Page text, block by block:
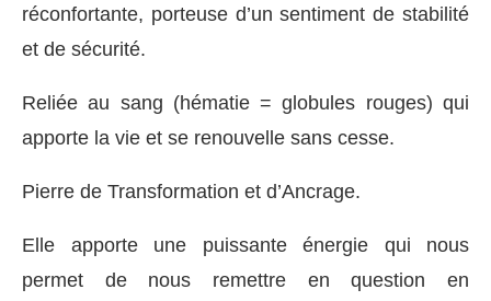
réconfortante, porteuse d’un sentiment de stabilité
et de sécurité.
Reliée au sang (hématie = globules rouges) qui
apporte la vie et se renouvelle sans cesse.
Pierre de Transformation et d’Ancrage.
Elle apporte une puissante énergie qui nous
permet de nous remettre en question en